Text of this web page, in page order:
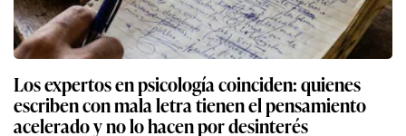
Los expertos en psicología coinciden: quienes
escriben con mala letra tienen el pensamiento
acelerado y no lo hacen por desinterés